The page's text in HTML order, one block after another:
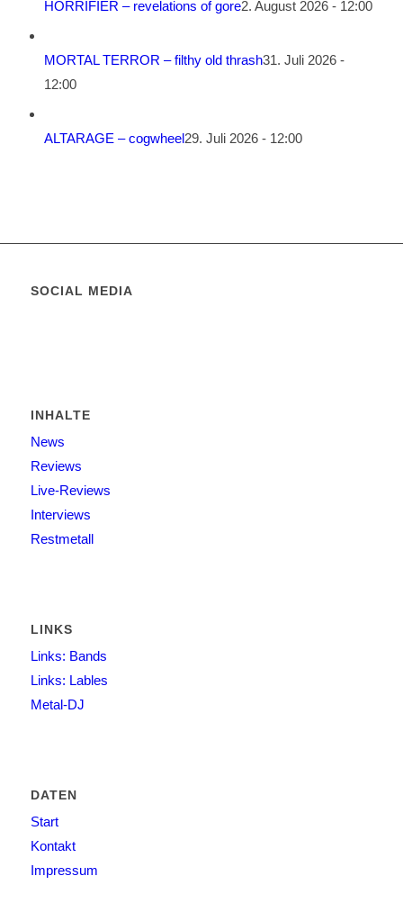
HORRIFIER – revelations of gore2. August 2026 - 12:00
MORTAL TERROR – filthy old thrash31. Juli 2026 -
12:00
ALTARAGE – cogwheel29. Juli 2026 - 12:00
SOCIAL MEDIA
INHALTE
News
Reviews
Live-Reviews
Interviews
Restmetall
LINKS
Links: Bands
Links: Lables
Metal-DJ
DATEN
Start
Kontakt
Impressum